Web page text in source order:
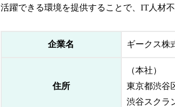
活躍できる環境を提供することで、IT人材
企業名 ギークス株
住所
（本社）
東京都渋谷
渋谷スクラ